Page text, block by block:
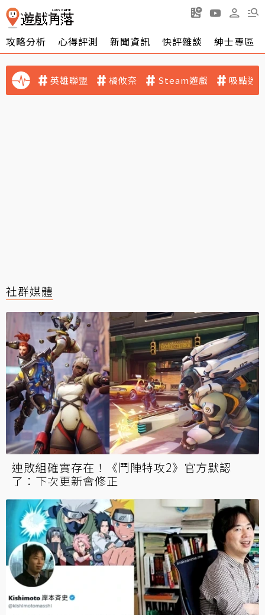
攻略分析 心得評測 新聞資訊 快評雜談 紳士專區
英雄聯盟 橘攸奈 Steam遊戲 吸點迷
社群媒體
連敗組確實存在！《鬥陣特攻2》官方默認
了：下次更新會修正